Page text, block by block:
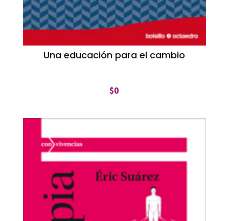
Una educación para el cambio
$0